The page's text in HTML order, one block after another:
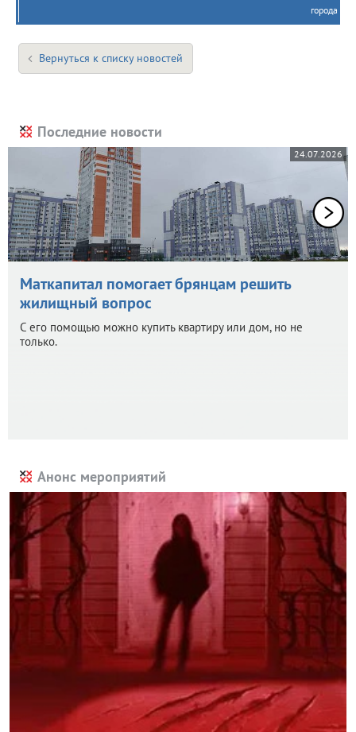
города
Вернуться к списку новостей
Последние новости
24.07.2026
Маткапитал помогает брянцам решить
жилищный вопрос
С его помощью можно купить квартиру или дом, но не
только.
Анонс мероприятий